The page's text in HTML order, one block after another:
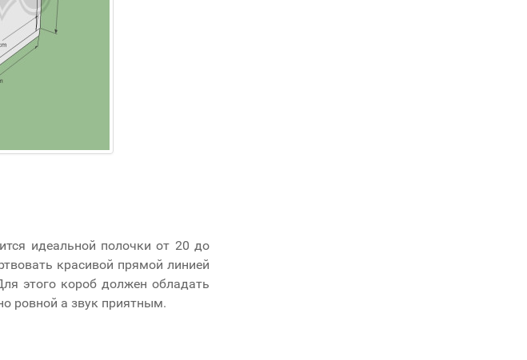
идеальной полочки от 20 до
красивой прямой линией
этого короб должен обладать
ровной а звук приятным.